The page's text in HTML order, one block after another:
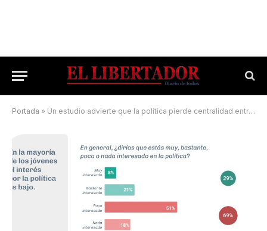
Portada » Un estudio advierte que la política pierde centralidad entre los jóvenes